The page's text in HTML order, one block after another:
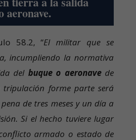
aeronave.
58.2, “El militar que se
incumpliendo la normativa
del buque o aeronavede
forme parte será
de tres meses y un día a
Si el hecho tuviere lugar
armado o estado de